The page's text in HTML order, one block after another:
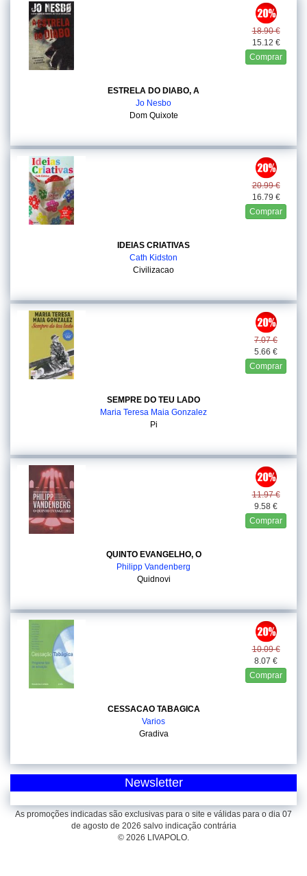
18.90 €
15.12 €
Comprar
ESTRELA DO DIABO, A
Jo Nesbo
Dom Quixote
20.99 €
16.79 €
Comprar
IDEIAS CRIATIVAS
Cath Kidston
Civilizacao
7.07 €
5.66 €
Comprar
SEMPRE DO TEU LADO
Maria Teresa Maia Gonzalez
Pi
11.97 €
9.58 €
Comprar
QUINTO EVANGELHO, O
Philipp Vandenberg
Quidnovi
10.09 €
8.07 €
Comprar
CESSACAO TABAGICA
Varios
Gradiva
Newsletter
As promoções indicadas são exclusivas para o site e válidas para o dia 07
de agosto de 2026 salvo indicação contrária
© 2026 LIVAPOLO.